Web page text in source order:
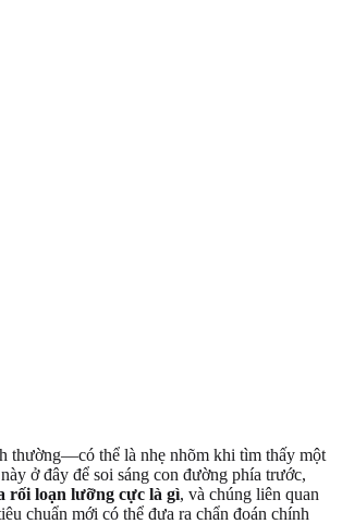
thường—có thể là nhẹ nhõm khi tìm thấy một
ở đây để soi sáng con đường phía trước,
rối loạn lưỡng cực là gì, và chúng liên quan
chuẩn mới có thể đưa ra chẩn đoán chính